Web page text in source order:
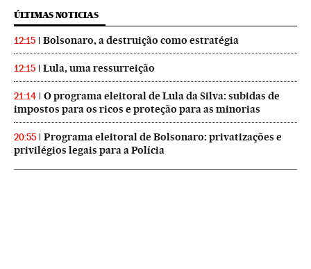
ÚLTIMAS NOTICIAS
12:15 Bolsonaro, a destruição como estratégia
12:15 Lula, uma ressurreição
21:14
O programa eleitoral de Lula da Silva: subidas de
impostos para os ricos e proteção para as minorias
20:55
Programa eleitoral de Bolsonaro: privatizações e
privilégios legais para a Polícia